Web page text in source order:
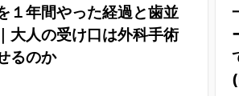
１年間やった経過と歯並
大人の受け口は外科手術
るのか